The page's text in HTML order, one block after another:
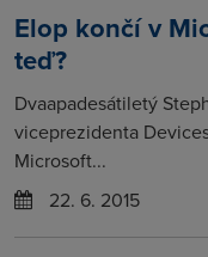
Elop končí v
teď?
Dvaapadesátiletý
viceprezidenta
Microsoft...
22. 6. 2015